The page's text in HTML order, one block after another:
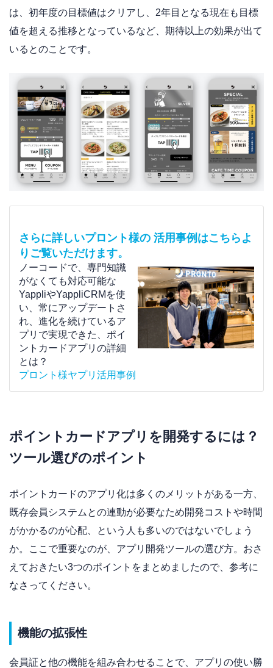
は、初年度の目標値はクリアし、2年目となる現在も目標
値を超える推移となっているなど、期待以上の効果が出て
いるとのことです。
さらに詳しいプロント様の 活用事例はこちらよ
りご覧いただけます。
ノーコードで、専門知識
がなくても対応可能な
YappliやYappliCRMを使
い、常にアップデートさ
れ、進化を続けているア
プリで実現できた、ポイ
ントカードアプリの詳細
とは？
プロント様ヤプリ活用事例
ポイントカードアプリを開発するには？
ツール選びのポイント
ポイントカードのアプリ化は多くのメリットがある一方、
既存会員システムとの連動が必要なため開発コストや時間
がかかるのが心配、という人も多いのではないでしょう
か。ここで重要なのが、アプリ開発ツールの選び方。おさ
えておきたい3つのポイントをまとめましたので、参考に
なさってください。
機能の拡張性
会員証と他の機能を組み合わせることで、アプリの使い勝